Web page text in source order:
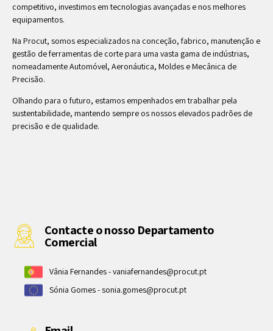
competitivo, investimos em tecnologias avançadas e nos melhores
equipamentos.
Na Procut, somos especializados na conceção, fabrico, manutenção e
gestão de ferramentas de corte para uma vasta gama de indústrias,
nomeadamente Automóvel, Aeronáutica, Moldes e Mecânica de
Precisão.
Olhando para o futuro, estamos empenhados em trabalhar pela
sustentabilidade, mantendo sempre os nossos elevados padrões de
precisão e de qualidade.
Contacte o nosso Departamento
Comercial
Vânia Fernandes -vaniafernandes@procut.pt
Sónia Gomes -sonia.gomes@procut.pt